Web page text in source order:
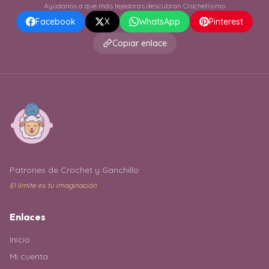
Ayúdanos a que más tejedoras descubran Crochetísimo
Facebook X WhatsApp
Pinterest
Copiar enlace
Patrones de Crochet y Ganchillo
El límite es tu imaginación
Enlaces
Inicio
Mi cuenta